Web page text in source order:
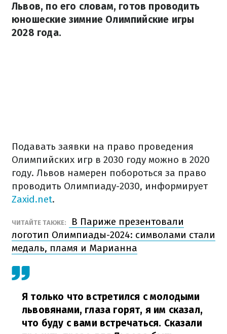
Львов, по его словам, готов проводить
юношеские зимние Олимпийские игры
2028 года.
Подавать заявки на право проведения
Олимпийских игр в 2030 году можно в 2020
году. Львов намерен побороться за право
проводить Олимпиаду-2030, информирует
Zaxid.net.
ЧИТАЙТЕ ТАКЖЕ:
В Париже презентовали
логотип Олимпиады-2024: символами стали
медаль, пламя и Марианна
Я только что встретился с молодыми
львовянами, глаза горят, я им сказал,
что буду с вами встречаться. Сказали